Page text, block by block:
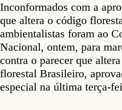
Inconformados com a
que altera o código
ambientalistas foram ao
Nacional, ontem, para
contra o parecer que
florestal Brasileiro,
especial na última terça-